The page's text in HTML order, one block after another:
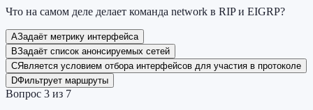
Что на самом деле делает команда network в RIP и EIGRP?
AЗадаёт метрику интерфейса
BЗадаёт список анонсируемых сетей
CЯвляется условием отбора интерфейсов для участия в протоколе
DФильтрует маршруты
Вопрос 3 из 7